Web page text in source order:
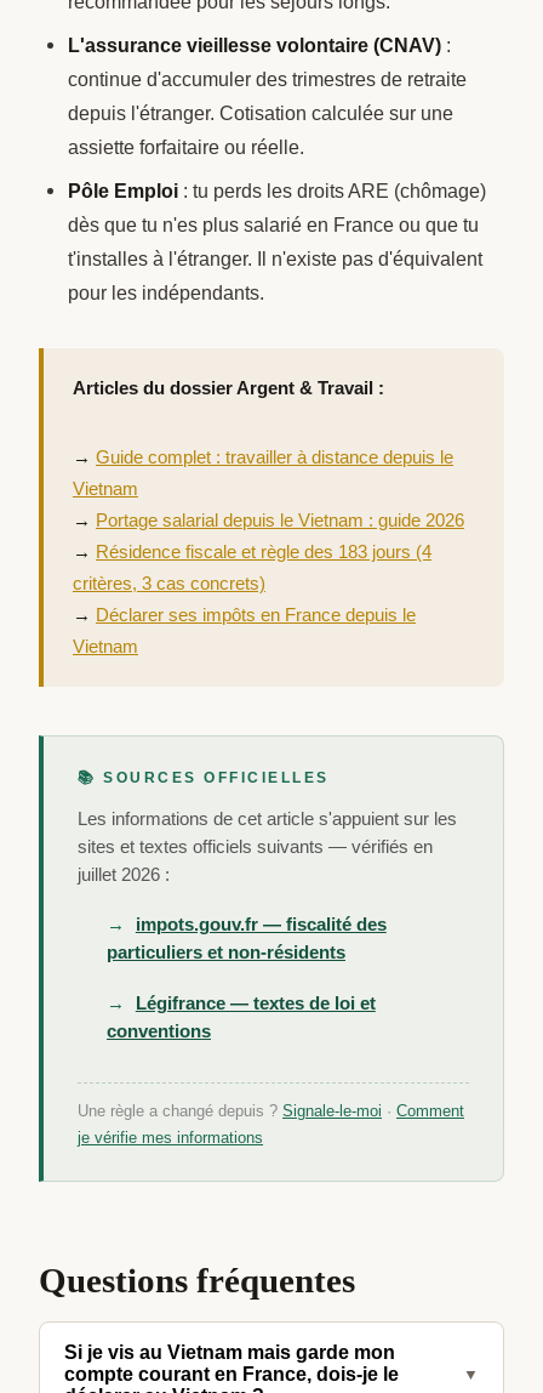
L'assurance vieillesse volontaire (CNAV) :
continue d'accumuler des trimestres de retraite
depuis l'étranger. Cotisation calculée sur une
assiette forfaitaire ou réelle.
Pôle Emploi : tu perds les droits ARE (chômage)
dès que tu n'es plus salarié en France ou que tu
t'installes à l'étranger. Il n'existe pas d'équivalent
pour les indépendants.
Articles du dossier Argent & Travail :
→ Guide complet : travailler à distance depuis le
Vietnam
→ Portage salarial depuis le Vietnam : guide 2026
→ Résidence fiscale et règle des 183 jours (4
critères, 3 cas concrets)
→ Déclarer ses impôts en France depuis le
Vietnam
📚 SOURCES OFFICIELLES
Les informations de cet article s'appuient sur les
sites et textes officiels suivants — vérifiés en
juillet 2026 :
impots.gouv.fr — fiscalité des
particuliers et non-résidents
Légifrance — textes de loi et
conventions
Une règle a changé depuis ? Signale-le-moi · Comment
je vérifie mes informations
Questions fréquentes
Si je vis au Vietnam mais garde mon
compte courant en France, dois-je le
▼